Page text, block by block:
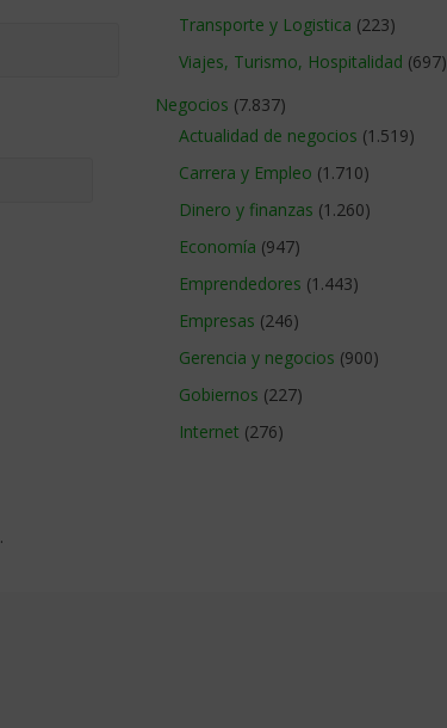
.
Transporte y Logistica (223)
Viajes, Turismo, Hospitalidad (697)
Negocios (7.837)
Actualidad de negocios (1.519)
Carrera y Empleo (1.710)
Dinero y finanzas (1.260)
Economía (947)
Emprendedores (1.443)
Empresas (246)
Gerencia y negocios (900)
Gobiernos (227)
Internet (276)